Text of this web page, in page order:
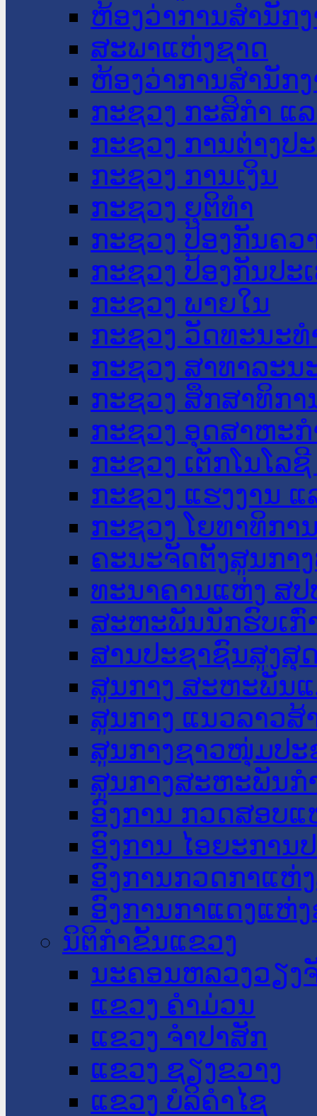
ຫ້ອງວ່າການສໍານັກ
ສະພາແຫ່ງຊາດ
ຫ້ອງວ່າການສຳນັກ
ກະຊວງ ກະສິກຳ ແ
ກະຊວງ ການຕ່າງປ
ກະຊວງ ການເງິນ
ກະຊວງ ຍຸຕິທໍາ
ກະຊວງ ປ້ອງກັນຄວ
ກະຊວງ ປ້ອງກັນປະ
ກະຊວງ ພາຍໃນ
ກະຊວງ ວັດທະນະ
ກະຊວງ ສາທາລະນ
ກະຊວງ ສຶກສາທິກາ
ກະຊວງ ອຸດສາຫະ
ກະຊວງ ເຕັກໂນໂລ
ກະຊວງ ແຮງງານ
ກະຊວງ ໂຍທາທິກາ
ຄະນະຈັດຕັ້ງສູນກາ
ທະນາຄານແຫ່ງ ສປ
ສະຫະພັນນັກຮົບເກົ່
ສານປະຊາຊົນສູງສຸ
ສູນກາງ ສະຫະພັນ
ສູນກາງ ແນວລາວສ້
ສູນກາງຊາວໜຸ່ມປະ
ສູນກາງສະຫະພັນກ
ອົງການ ກວດສອບແ
ອົງການ ໄອຍະການ
ອົງການກວດກາແຫ່
ອົງການກາແດງແຫ່
ນິຕິກໍາຂັ້ນແຂວງ
ນະ​ຄອນ​ຫລວງວຽງ
ແຂວງ ຄໍາມ່ວນ
ແຂວງ ຈໍາປາສັກ
ແຂວງ ຊຽງຂວາງ
ແຂວງ ບໍລິຄໍາໄຊ